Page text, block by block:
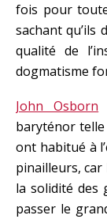
fois pour
sachant qu’ils
qualité de
dogmatisme
John Osborn
baryténor
ont habitué à
pinailleurs,
la solidité des
passer le